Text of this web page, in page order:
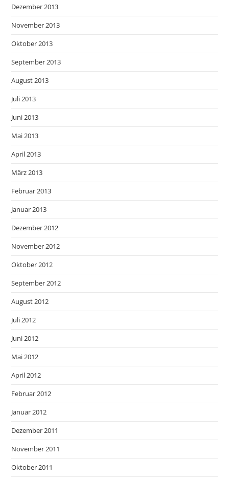
Dezember 2013
November 2013
Oktober 2013
September 2013
August 2013
Juli 2013
Juni 2013
Mai 2013
April 2013
März 2013
Februar 2013
Januar 2013
Dezember 2012
November 2012
Oktober 2012
September 2012
August 2012
Juli 2012
Juni 2012
Mai 2012
April 2012
Februar 2012
Januar 2012
Dezember 2011
November 2011
Oktober 2011